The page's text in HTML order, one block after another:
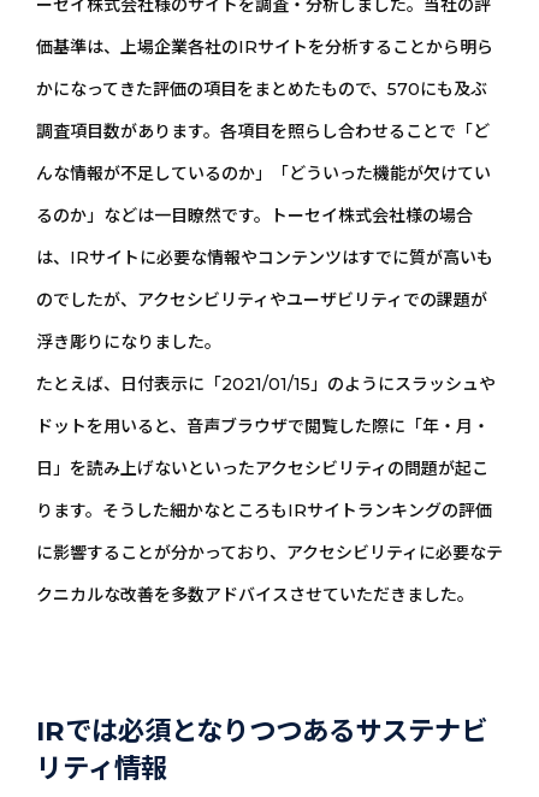
ーセイ株式会社様のサイトを調査・分析しました。当社の評
価基準は、上場企業各社のIRサイトを分析することから明ら
かになってきた評価の項目をまとめたもので、570にも及ぶ
調査項目数があります。各項目を照らし合わせることで「ど
んな情報が不足しているのか」「どういった機能が欠けてい
るのか」などは一目瞭然です。トーセイ株式会社様の場合
は、IRサイトに必要な情報やコンテンツはすでに質が高いも
のでしたが、アクセシビリティやユーザビリティでの課題が
浮き彫りになりました。
たとえば、日付表示に「2021/01/15」のようにスラッシュや
ドットを用いると、音声ブラウザで閲覧した際に「年・月・
日」を読み上げないといったアクセシビリティの問題が起こ
ります。そうした細かなところもIRサイトランキングの評価
に影響することが分かっており、アクセシビリティに必要なテ
クニカルな改善を多数アドバイスさせていただきました。
IRでは必須となりつつあるサステナビ
リティ情報